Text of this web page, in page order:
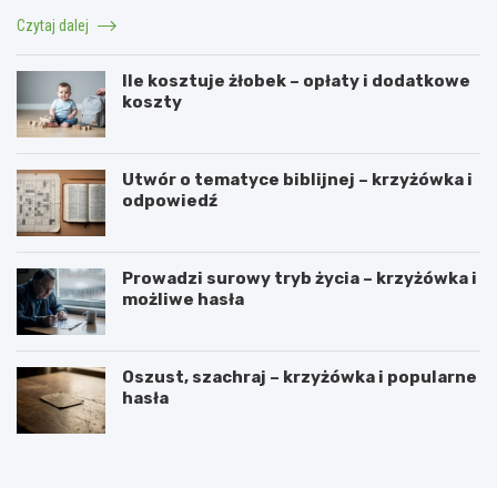
Czytaj dalej
Ile kosztuje żłobek – opłaty i dodatkowe
koszty
Utwór o tematyce biblijnej – krzyżówka i
odpowiedź
Prowadzi surowy tryb życia – krzyżówka i
możliwe hasła
Oszust, szachraj – krzyżówka i popularne
hasła